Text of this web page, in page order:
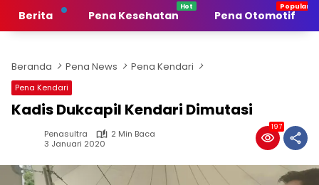
Berita Pena Kesehatan Pena Otomotif
Beranda Pena News Pena Kendari
Pena Kendari
Kadis Dukcapil Kendari Dimutasi
Penasultra
2 Min Baca
3 Januari 2020
197